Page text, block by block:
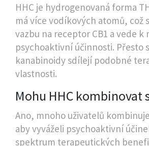
HHC je hydrogenovaná forma
má více vodíkových atomů, což
vazbu na receptor CB1 a vede k
psychoaktivní účinnosti. Přesto
kanabinoidy sdílejí podobné
vlastnosti.
Mohu HHC kombinovat
Ano, mnoho uživatelů kombinuje
aby vyváželi psychoaktivní
spektrum terapeutických